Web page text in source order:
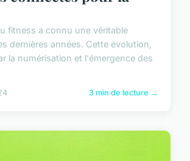
fitness a connu une véritable
dernières années. Cette évolution,
la numérisation et l'émergence des
3 min de lecture →